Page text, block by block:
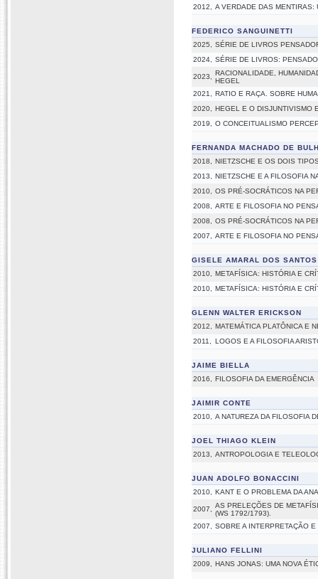
2012,
A VERDADE DAS MENTIRAS:
FEDERICO SANGUINETTI
2025,
SÉRIE DE LIVROS
2024,
SÉRIE DE LIVROS:
2023,
RACIONALIDADE,
HEGEL
2021,
RATIO E RAÇA. SOBRE
2020,
HEGEL E O DISJUNTIVISMO
2019,
O CONCEITUALISMO
FERNANDA MACHADO DE
2018,
NIETZSCHE E OS DOIS
2013,
NIETZSCHE E A FILOSOFIA
2010,
OS PRÉ-SOCRÁTICOS NA
2008,
ARTE E FILOSOFIA NO
2008,
OS PRÉ-SOCRÁTICOS NA
2007,
ARTE E FILOSOFIA NO
GISELE AMARAL DOS SANTOS
2010,
METAFÍSICA: HISTÓRIA E
2010,
METAFÍSICA: HISTÓRIA E
GLENN WALTER ERICKSON
2012,
MATEMÁTICA PLATÔNICA E
2011,
LOGOS E A FILOSOFIA
JAIME BIELLA
2016,
FILOSOFIA DA EMERGÊNCIA
JAIMIR CONTE
2010,
A NATUREZA DA FILOSOFIA
JOEL THIAGO KLEIN
2013,
ANTROPOLOGIA E
JUAN ADOLFO BONACCINI
2010,
KANT E O PROBLEMA DA
2007,
AS PRELEÇÕES DE
(WS 1792/1793).
2007,
SOBRE A INTERPRETAÇÃO
JULIANO FELLINI
2009,
HANS JONAS: UMA NOVA